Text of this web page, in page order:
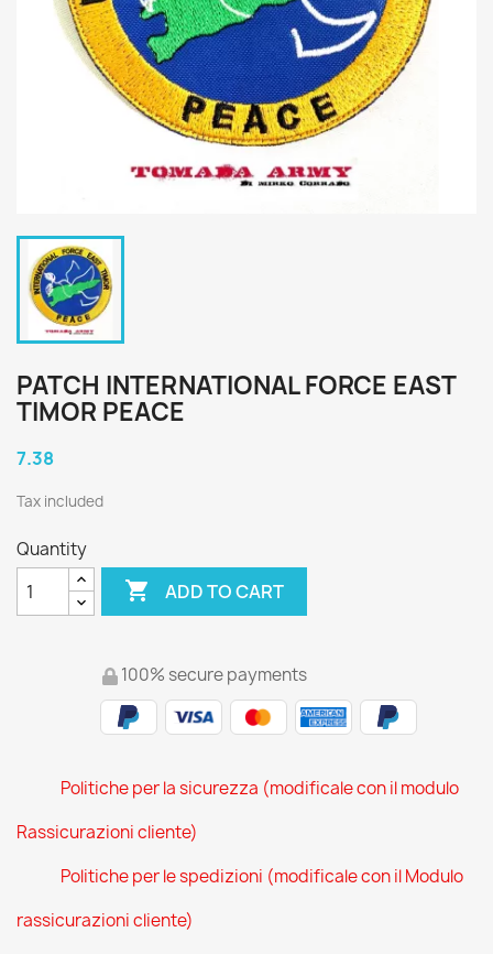
PATCH INTERNATIONAL FORCE EAST
TIMOR PEACE
7.38
Tax included
Quantity
 ADD TO CART
100% secure payments
Politiche per la sicurezza (modificale con il modulo
Rassicurazioni cliente)
Politiche per le spedizioni (modificale con il Modulo
rassicurazioni cliente)